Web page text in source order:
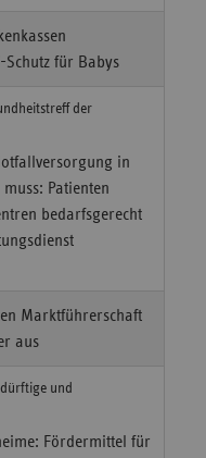
Schutz für Babys
der
in
Patienten
bedarfsgerecht
Marktführerschaft
aus
und
Fördermittel für